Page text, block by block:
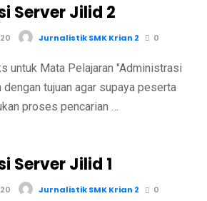
Server Jilid 2
Jurnalistik SMK Krian 2 0
untuk Mata Pelajaran ″Administrasi
dengan tujuan agar supaya peserta
proses pencarian …
Server Jilid 1
Jurnalistik SMK Krian 2 0